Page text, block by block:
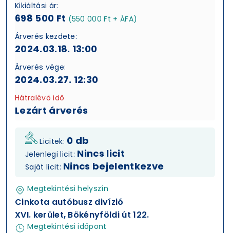
Kikiáltási ár:
698 500 Ft (550 000 Ft + ÁFA)
Árverés kezdete:
2024.03.18. 13:00
Árverés vége:
2024.03.27. 12:30
Hátralévő idő
Lezárt árverés
Licitek: 0 db
Jelenlegi licit: Nincs licit
Saját licit: Nincs bejelentkezve
Megtekintési helyszín
Cinkota autóbusz divízió
XVI. kerület, Bökényföldi út 122.
Megtekintési időpont